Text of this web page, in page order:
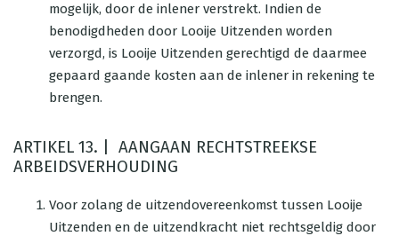
mogelijk, door de inlener verstrekt. Indien de
benodigdheden door Looije Uitzenden worden
verzorgd, is Looije Uitzenden gerechtigd de daarmee
gepaard gaande kosten aan de inlener in rekening te
brengen.
ARTIKEL 13. | AANGAAN RECHTSTREEKSE
ARBEIDSVERHOUDING
Voor zolang de uitzendovereenkomst tussen Looije
Uitzenden en de uitzendkracht niet rechtsgeldig door